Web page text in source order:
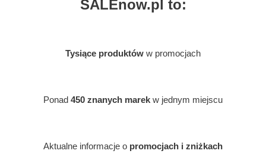
SALEnow.pl to:
Tysiące produktów w promocjach
Ponad 450 znanych marek w jednym miejscu
Aktualne informacje o promocjach i zniżkach